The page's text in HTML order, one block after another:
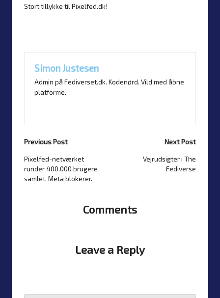
Stort tillykke til Pixelfed.dk!
Simon Justesen
Admin på Fediverset.dk. Kodenørd. Vild med åbne
platforme.
Post
navigation
Previous Post
Pixelfed-netværket
runder 400.000 brugere
samlet. Meta blokerer.
Next Post
Vejrudsigter i The
Fediverse
Comments
Leave a Reply